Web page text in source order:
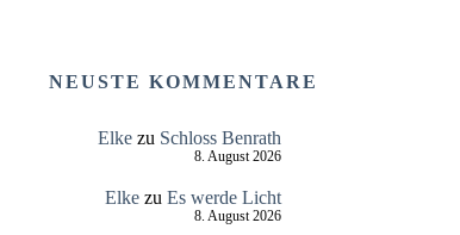
NEUSTE KOMMENTARE
Elkezu Schloss Benrath
8. August 2026
Elkezu Es werde Licht
8. August 2026